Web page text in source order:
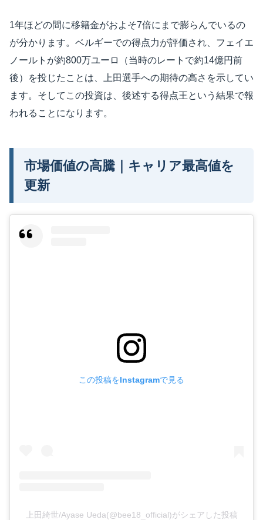
1年ほどの間に移籍金がおよそ7倍にまで膨らんでいるの
が分かります。ベルギーでの得点力が評価され、フェイエ
ノールトが約800万ユーロ（当時のレートで約14億円前
後）を投じたことは、上田選手への期待の高さを示してい
ます。そしてこの投資は、後述する得点王という結果で報
われることになります。
市場価値の高騰｜キャリア最高値を
更新
この投稿をInstagramで見る
上田綺世/Ayase Ueda(@bee18_official)がシェアした投稿